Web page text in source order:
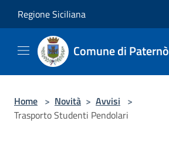
Regione Siciliana
Comune di Paternò
Home > Novità > Avvisi >
Trasporto Studenti Pendolari